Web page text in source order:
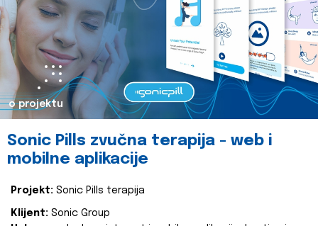
o projektu
Sonic Pills zvučna terapija - web i
mobilne aplikacije
Projekt: Sonic Pills terapija
Klijent: Sonic Group